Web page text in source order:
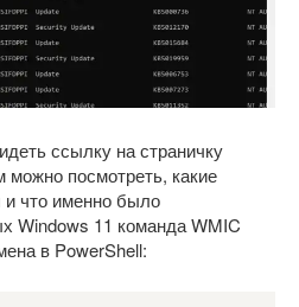
ссылку на страничку
можно посмотреть, какие
что именно было
Windows 11 команда WMIC
в PowerShell: